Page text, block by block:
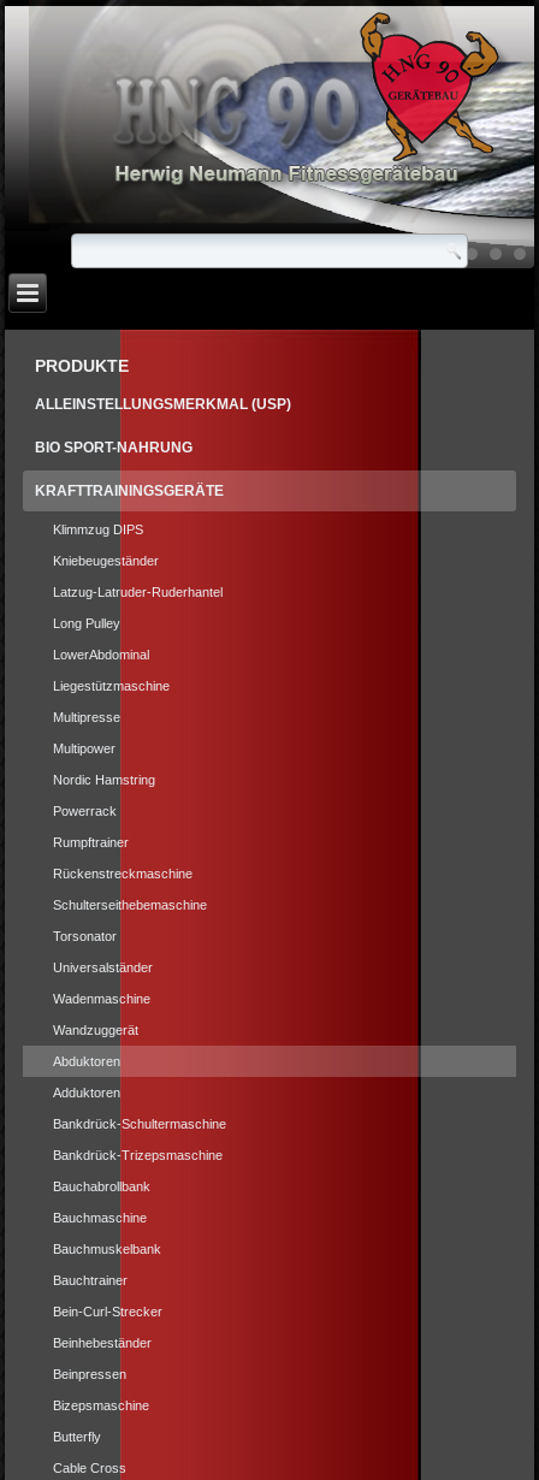
PRODUKTE
ALLEINSTELLUNGSMERKMAL (USP)
BIO SPORT-NAHRUNG
KRAFTTRAININGSGERÄTE
Klimmzug DIPS
Kniebeugeständer
Latzug-Latruder-Ruderhantel
Long Pulley
LowerAbdominal
Liegestützmaschine
Multipresse
Multipower
Nordic Hamstring
Powerrack
Rumpftrainer
Rückenstreckmaschine
Schulterseithebemaschine
Torsonator
Universalständer
Wadenmaschine
Wandzuggerät
Abduktoren
Adduktoren
Bankdrück-Schultermaschine
Bankdrück-Trizepsmaschine
Bauchabrollbank
Bauchmaschine
Bauchmuskelbank
Bauchtrainer
Bein-Curl-Strecker
Beinhebeständer
Beinpressen
Bizepsmaschine
Butterfly
Cable Cross